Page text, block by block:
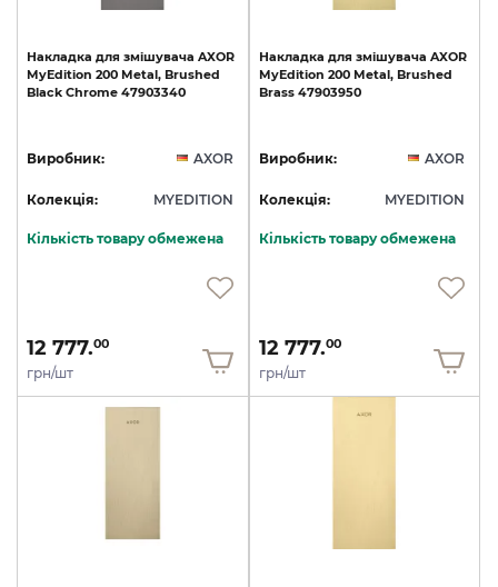
Накладка для змішувача AXOR
MyEdition 200 Metal, Brushed
Black Chrome 47903340
Виробник: AXOR
Колекція: MYEDITION
Кількість товару обмежена
12 777.00
грн/шт
Накладка для змішувача AXOR
MyEdition 200 Metal, Brushed
Brass 47903950
Виробник: AXOR
Колекція: MYEDITION
Кількість товару обмежена
12 777.00
грн/шт